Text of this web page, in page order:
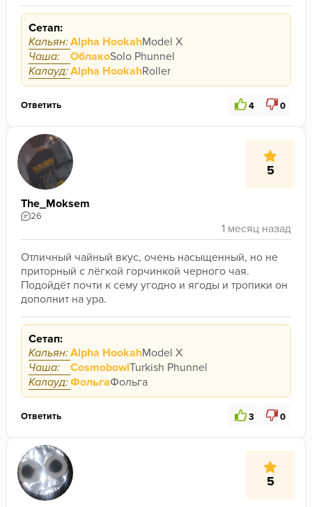
Сетап:
Кальян:Alpha HookahModel X
Чаша:
ОблакоSolo Phunnel
Калауд:Alpha HookahRoller
Ответить 4 0
5
The_Moksem
26
Отличный чайный вкус, очень насыщенный, но не
приторный с лёгкой горчинкой черного чая.
Подойдёт почти к сему угодно и ягоды и тропики он
дополнит на ура.
Сетап:
Кальян:Alpha HookahModel X
Чаша:
CosmobowlTurkish Phunnel
Калауд:ФольгаФольга
Ответить 3 0
5